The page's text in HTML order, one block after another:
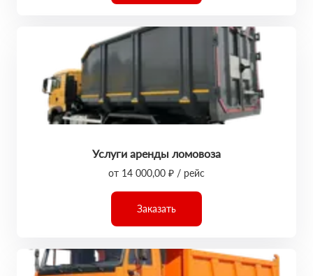
Услуги аренды ломовоза
от 14 000,00 ₽ / рейс
Заказать